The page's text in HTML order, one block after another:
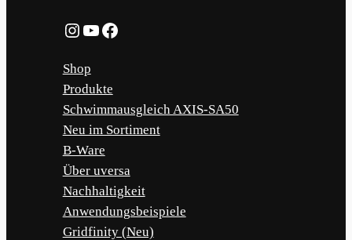
Instagram
YouTube
Facebook
Shop
Produkte
Schwimmausgleich AXIS-SA50
Neu im Sortiment
B-Ware
Über uversa
Nachhaltigkeit
Anwendungsbeispiele
Gridfinity (Neu)